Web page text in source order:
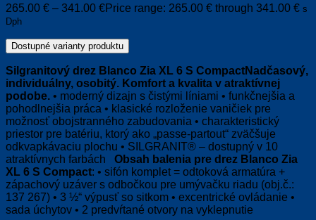
265.00 € – 341.00 €Price range: 265.00 € through 341.00 € s
Dph
Dostupné varianty produktu
Silgranitový drez Blanco Zia XL 6 S CompactNadčasový,
individuálny, osobitý. Komfort a kvalita v atraktívnej
podobe. • moderný dizajn s čistými líniami • funkčnejšia a
pohodlnejšia práca • klasické rozloženie vaničiek pre
možnosť obojstranného zabudovania • charakteristický
priestor pre batériu, ktorý ako „passe-partout“ zväčšuje
odkvapkávaciu plochu • SILGRANIT® – dostupný v 10
atraktívnych farbách Obsah balenia pre drez Blanco Zia
XL 6 S Compact: • sifón komplet = odtoková armatúra +
zápachový uzáver s odbočkou pre umývačku riadu (obj.č.:
137 267) • 3 ½“ výpusť so sitkom • excentrické ovládanie •
sada úchytov • 2 predvŕtané otvory na vyklepnutie